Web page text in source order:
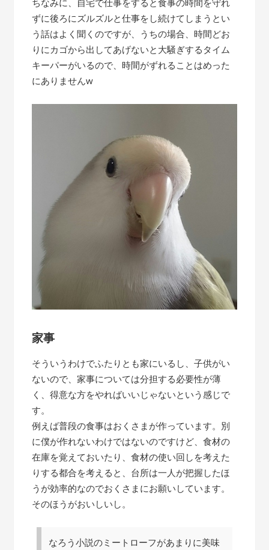
ちなみに、自宅で仕事をすると食事の時間を守れ
ずに後ろにズルズルと仕事をし続けてしまうとい
う話はよく聞くのですが、うちの場合、時間どお
りにカゴから出してあげないと大騒ぎするタイム
キーパーがいるので、時間がずれることはめった
にありませんw
家事
そういうわけでふたりとも家にいるし、子供がい
ないので、家事については分担する必要性が薄
く、得意な方をやればいいじゃないという感じで
す。
例えば普段の食事はおくさまが作っています。別
に僕が作れないわけではないのですけど、食材の
在庫を覚えておいたり、食材の使い回しを考えた
りする都合を考えると、台所は一人が把握したほ
うが効率的なのでおくさまにお願いしています。
そのほうがおいしいし。
なろう小説のミートローフがあまりに美味